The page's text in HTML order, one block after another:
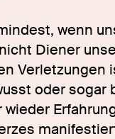
wenn
Diener
Verletzungen
oder sogar
wieder